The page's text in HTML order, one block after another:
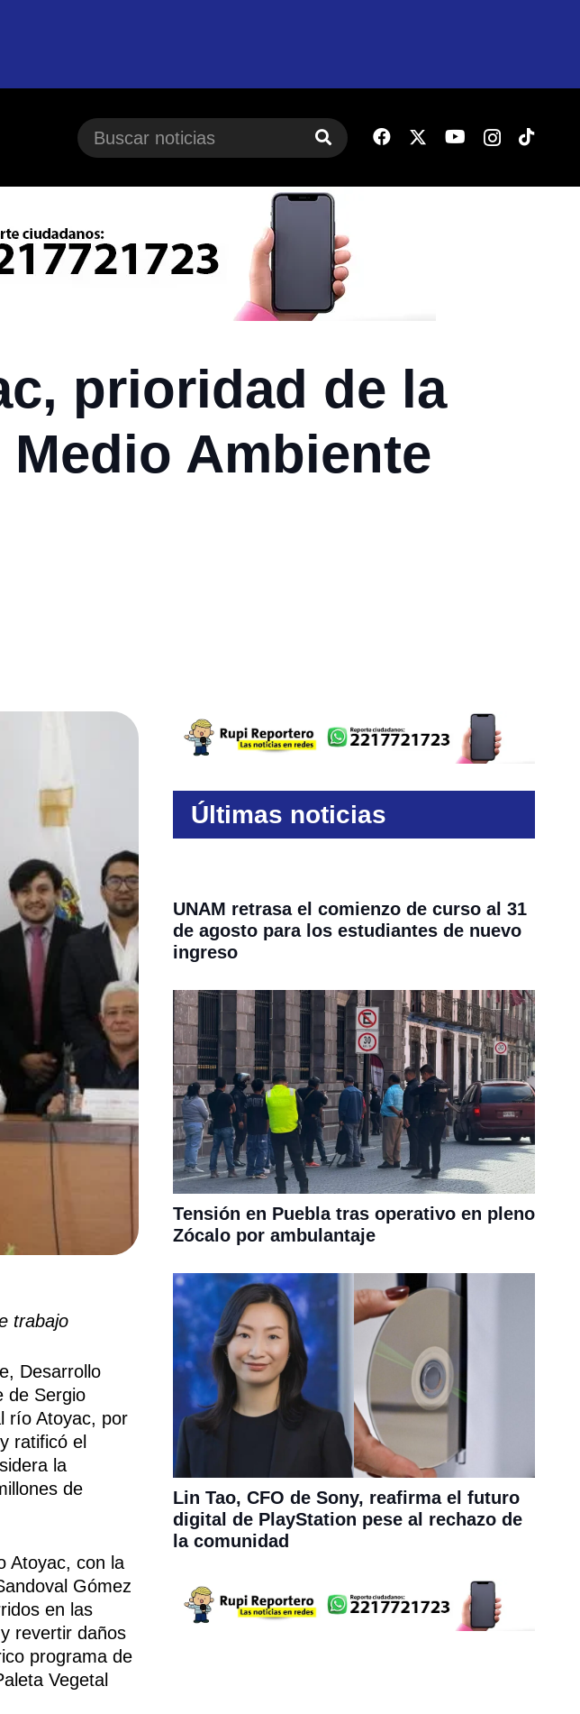
prioridad de la
Ambiente
trabajo
Desarrollo
de Sergio
río Atoyac, por
ratificó el
la
de
Atoyac, con la
Gómez
en las
revertir daños
programa de
Vegetal
Últimas noticias
UNAM retrasa el comienzo de curso al 31
de agosto para los estudiantes de nuevo
ingreso
Tensión en Puebla tras operativo en pleno
Zócalo por ambulantaje
Lin Tao, CFO de Sony, reafirma el futuro
digital de PlayStation pese al rechazo de
la comunidad